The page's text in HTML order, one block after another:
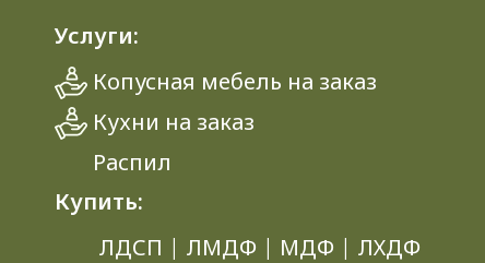
Услуги:
Копусная мебель на заказ
Кухни на заказ
Распил
Купить:
ЛДСП | ЛМДФ | МДФ | ЛХДФ